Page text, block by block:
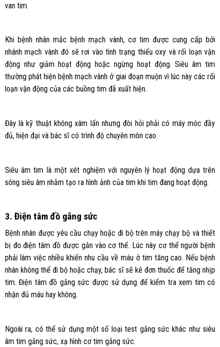
van tim.
Khi bệnh nhân mắc bệnh mạch vành, cơ tim được cung cấp bởi
nhánh mạch vành đó sẽ rơi vào tình trạng thiếu oxy và rối loạn vận
động như giảm hoạt động hoặc ngừng hoạt động. Siêu âm tim
thường phát hiện bệnh mạch vành ở giai đoạn muộn vì lúc này các rối
loạn vận động của các buồng tim đã xuất hiện.
Đây là kỹ thuật không xâm lấn nhưng đòi hỏi phải có máy móc đầy
đủ, hiện đại và bác sĩ có trình độ chuyên môn cao.
Siêu âm tim là một xét nghiệm với nguyên lý hoạt động dựa trên
sóng siêu âm nhằm tạo ra hình ảnh của tim khi tim đang hoạt động.
3. Điện tâm đồ gắng sức
Bệnh nhân được yêu cầu chạy hoặc đi bộ trên máy chạy bộ và thiết
bị đo điện tâm đồ được gắn vào cơ thể. Lúc này cơ thể người bệnh
phải làm việc nhiều khiến nhu cầu về máu ở tim tăng cao. Nếu bệnh
nhân không thể đi bộ hoặc chạy, bác sĩ sẽ kê đơn thuốc để tăng nhịp
tim. Điện tâm đồ gắng sức được sử dụng để kiểm tra xem tim có
nhận đủ máu hay không.
Ngoài ra, có thể sử dụng một số loại test gắng sức khác như siêu
âm tim gắng sức, xạ hình cơ tim gắng sức.